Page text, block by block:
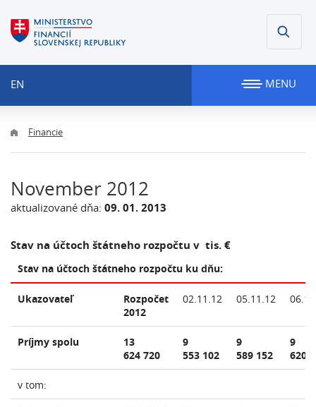
EN MENU
Financie
November 2012
aktualizované dňa: 09. 01. 2013
Stav na účtoch štátneho rozpočtu v tis. €
Stav na účtoch štátneho rozpočtu ku dňu:
Ukazovateľ
Rozpočet
2012
02.11.12 05.11.12
Príjmy spolu
13
624 720
9
553 102
9
589 152
9
620
v tom: